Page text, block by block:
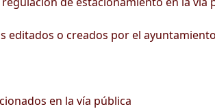
editados o creados por el
en la vía pública